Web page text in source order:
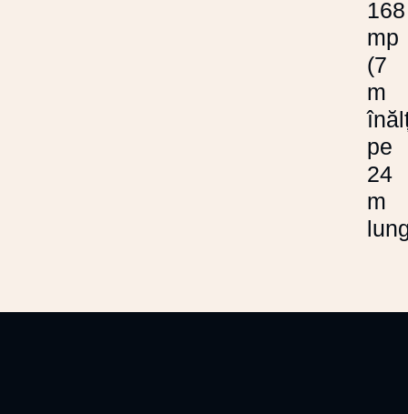
168
mp
(7
m
pe
24
m